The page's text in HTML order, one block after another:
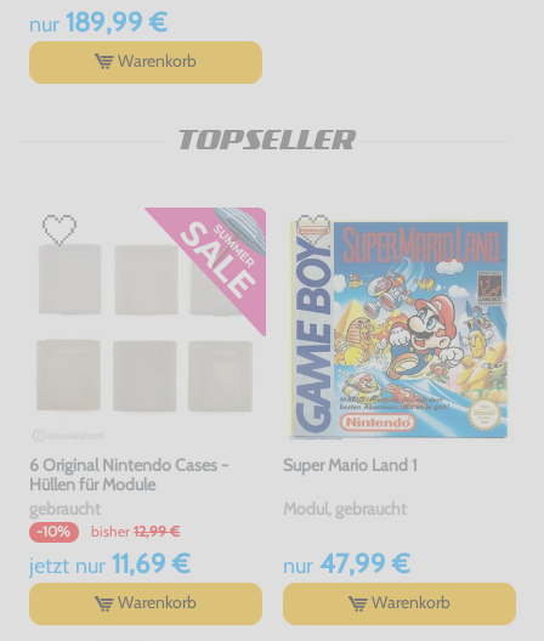
nur189,99 €
Warenkorb
TOPSELLER
6 Original Nintendo Cases -
Hüllen für Module
gebraucht
-10% bisher 12,99 €
jetzt nur11,69 €
Warenkorb
Super Mario Land 1
Modul, gebraucht
nur47,99 €
Warenkorb